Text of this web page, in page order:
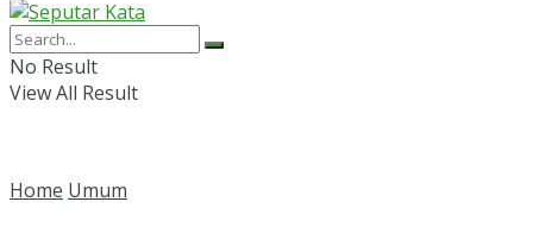
No Result
View All Result
Home Umum